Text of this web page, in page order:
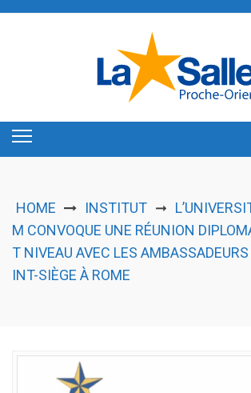
HOME INSTITUT ➞
M CONVOQUE UNE RÉUNION
T NIVEAU AVEC LES
INT-SIÈGE À ROME